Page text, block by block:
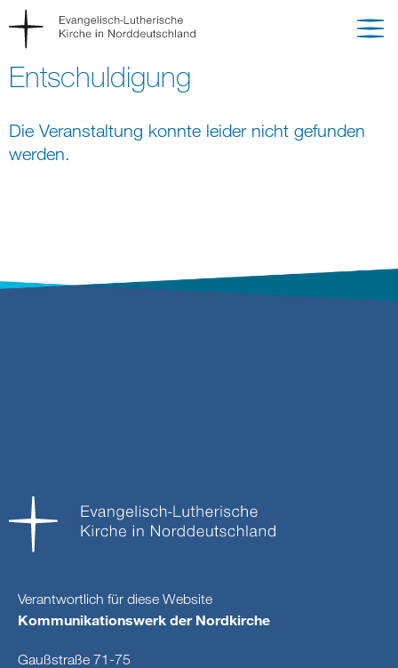
Entschuldigung
Die Veranstaltung konnte leider nicht gefunden
werden.
Verantwortlich für diese Website
Kommunikationswerk der Nordkirche
Gaußstraße 71-75